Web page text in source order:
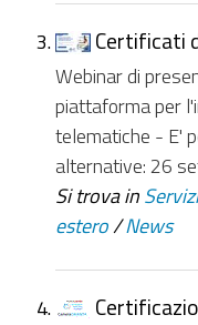
Certificati
Webinar di
piattaforma per
telematiche - E'
alternative: 26
Si trova in
estero /News